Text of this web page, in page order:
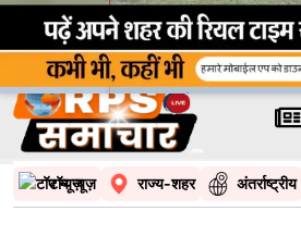
टॉप न्यूज़ राज्य-शहर अंतर्राष्ट्रीय